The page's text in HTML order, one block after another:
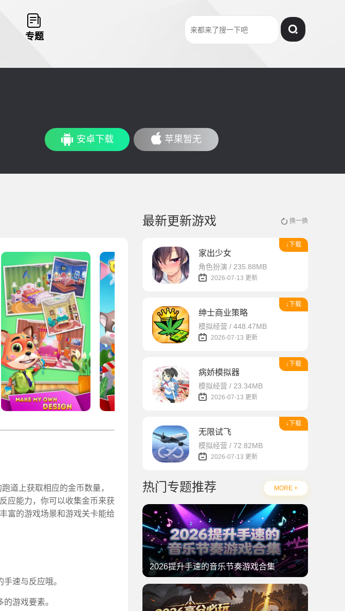
专题
安卓下载 苹果暂无
道上获取相应的金币数量，
应能力，你可以收集金币来获
富的游戏场景和游戏关卡能给
速与反应哦。
游戏要素。
最新更新游戏 换一换
↓下载
家出少女
角色扮演 / 235.88MB
2026-07-13 更新
↓下载
绅士商业策略
模拟经营 / 448.47MB
2026-07-13 更新
↓下载
病娇模拟器
模拟经营 / 23.34MB
2026-07-13 更新
↓下载
无限试飞
模拟经营 / 72.82MB
2026-07-13 更新
热门专题推荐 MORE +
2026提升手速的音乐节奏游戏合集